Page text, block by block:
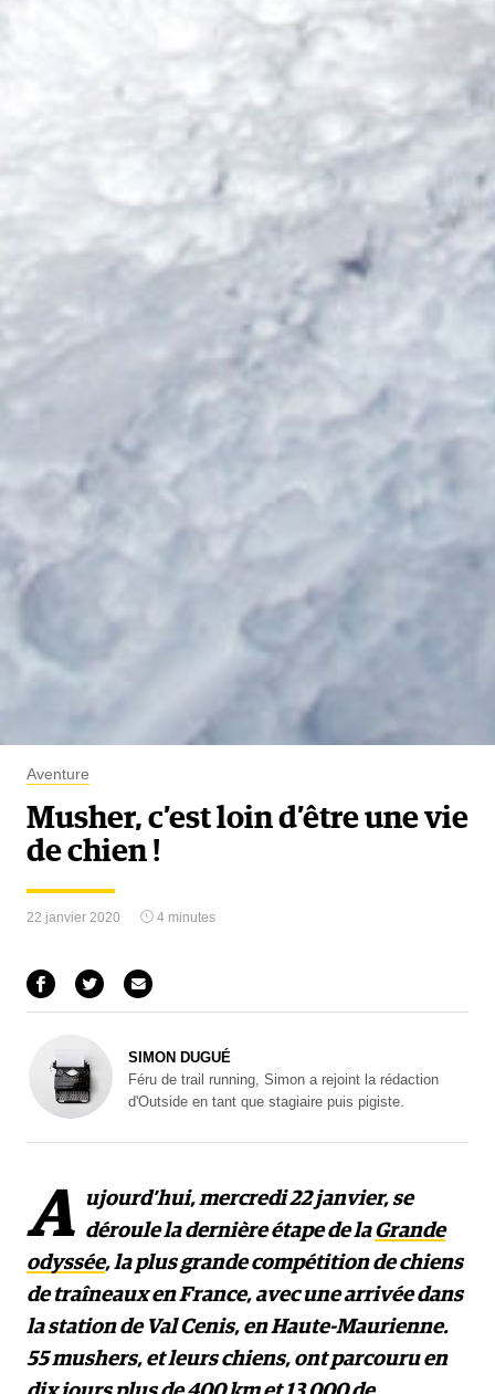
Aventure
Musher, c’est loin d’être une vie
de chien !
22 janvier 2020 4 minutes
SIMON DUGUÉ
Féru de trail running, Simon a rejoint la rédaction
d'Outside en tant que stagiaire puis pigiste.
A ujourd’hui, mercredi 22 janvier, se
déroule la dernière étape de laGrande
odyssée, la plus grande compétition de chiens
de traîneaux en France, avec une arrivée dans
la station de Val Cenis, en Haute-Maurienne.
55 mushers, et leurs chiens, ont parcouru en